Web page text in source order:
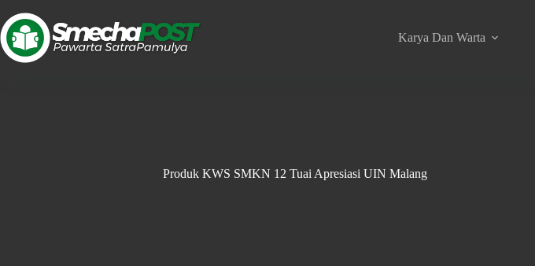
Karya Dan Warta
Produk KWS SMKN 12 Tuai Apresiasi UIN Malang